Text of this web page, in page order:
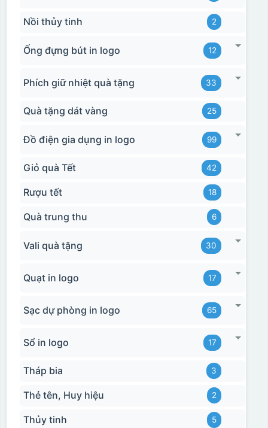
Nồi thủy tinh 2
Ống đựng bút in logo 12
Phích giữ nhiệt quà tặng 33
Quà tặng dát vàng 25
Đồ điện gia dụng in logo 99
Giỏ quà Tết 42
Rượu tết 18
Quà trung thu 6
Vali quà tặng 30
Quạt in logo 17
Sạc dự phòng in logo 65
Sổ in logo 17
Tháp bia 3
Thẻ tên, Huy hiệu 2
Thủy tinh 5